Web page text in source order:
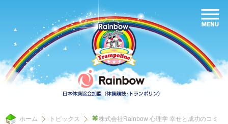
ホーム トピックス
株式会社Rainbow 心理学 幸せと成功のコミ